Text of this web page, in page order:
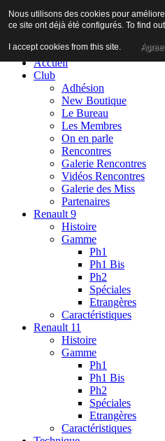
Accueil
Club
Adhésion
New Boutique
Le Bureau
Les Membres
On en parle
Rencontres
Galerie Rencontres
Vidéos Rencontres
Galerie des Miss
Partenaires
Renault 9
Histoire
Gamme
Ph1
Ph1 Bis
Ph2
Spéciales
Etrangères
Caractéristiques
Renault 11
Histoire
Gamme
Ph1
Ph1 Bis
Ph2
Spéciales
Etrangères
Caractéristiques
Nous utilisons des cookies pour
ce site ont déjà été configurés. To find
I accept cookies from this site. Agree